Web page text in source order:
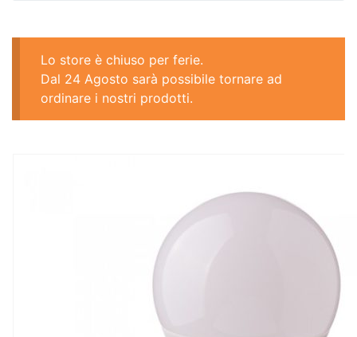
Lo store è chiuso per ferie.
Dal 24 Agosto sarà possibile tornare ad
ordinare i nostri prodotti.